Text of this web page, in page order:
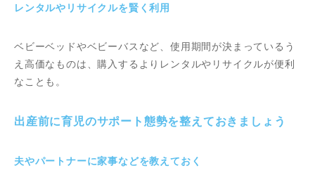
レンタルやリサイクルを賢く利用
ベビーベッドやベビーバスなど、使用期間が決まっているう
え高価なものは、購入するよりレンタルやリサイクルが便利
なことも。
出産前に育児のサポート態勢を整えておきましょう
夫やパートナーに家事などを教えておく